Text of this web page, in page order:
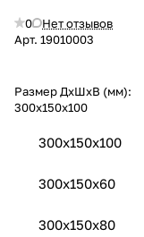
0
Нет отзывов
Арт. 19010003
Размер ДхШхВ (мм):
300x150x100
300x150x100
300x150x60
300x150x80